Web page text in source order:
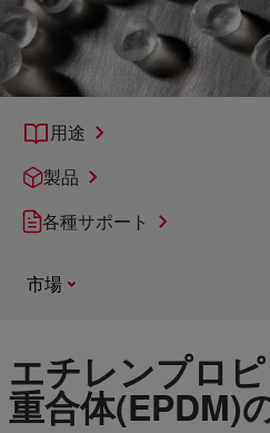
用途
製品
各種サポート
市場
エチレンプロ
重合体(EPDM)